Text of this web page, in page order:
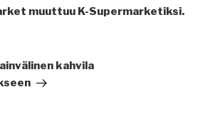
muuttuu K-Supermarketiksi.
kahvila